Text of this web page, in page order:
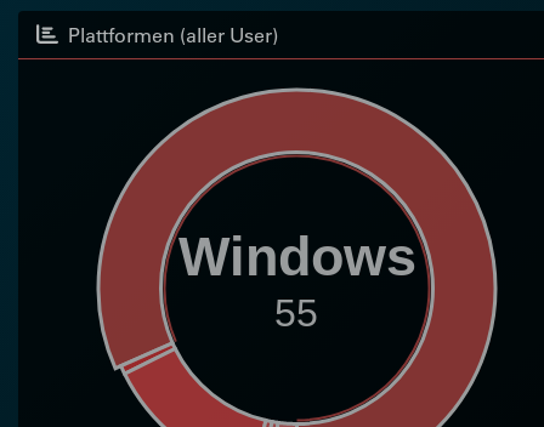
Plattformen (aller User)
Windows
55